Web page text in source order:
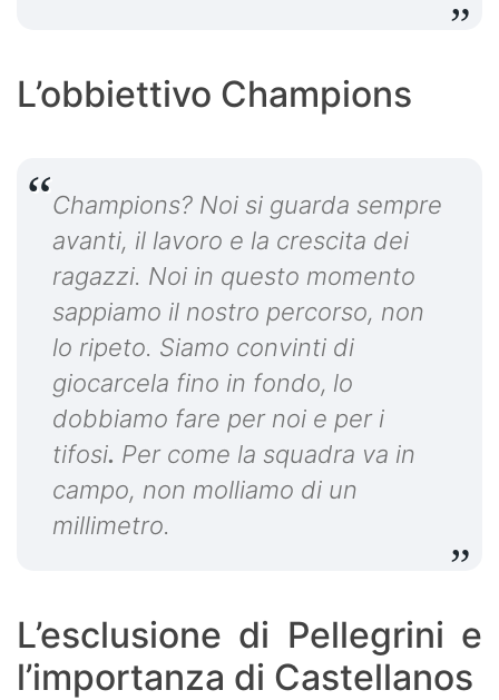
L’obbiettivo Champions
Champions? Noi si guarda sempre
avanti, il lavoro e la crescita dei
ragazzi. Noi in questo momento
sappiamo il nostro percorso, non
lo ripeto. Siamo convinti di
giocarcela fino in fondo, lo
dobbiamo fare per noi e per i
tifosi. Per come la squadra va in
campo, non molliamo di un
millimetro.
L’esclusione di Pellegrini e
l’importanza di Castellanos